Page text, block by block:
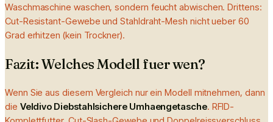
Waschmaschine waschen, sondern feucht abwischen. Drittens:
Cut-Resistant-Gewebe und Stahldraht-Mesh nicht ueber 60
Grad erhitzen (kein Trockner).
Fazit: Welches Modell fuer wen?
Wenn Sie aus diesem Vergleich nur ein Modell mitnehmen, dann
die Veldivo Diebstahlsichere Umhaengetasche. RFID-